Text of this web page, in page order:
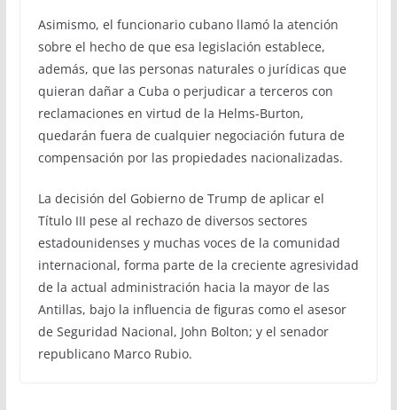
Asimismo, el funcionario cubano llamó la atención
sobre el hecho de que esa legislación establece,
además, que las personas naturales o jurídicas que
quieran dañar a Cuba o perjudicar a terceros con
reclamaciones en virtud de la Helms-Burton,
quedarán fuera de cualquier negociación futura de
compensación por las propiedades nacionalizadas.
La decisión del Gobierno de Trump de aplicar el
Título III pese al rechazo de diversos sectores
estadounidenses y muchas voces de la comunidad
internacional, forma parte de la creciente agresividad
de la actual administración hacia la mayor de las
Antillas, bajo la influencia de figuras como el asesor
de Seguridad Nacional, John Bolton; y el senador
republicano Marco Rubio.